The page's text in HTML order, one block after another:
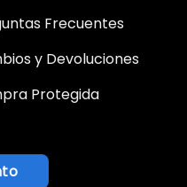
Frecuentes
y Devoluciones
Protegida